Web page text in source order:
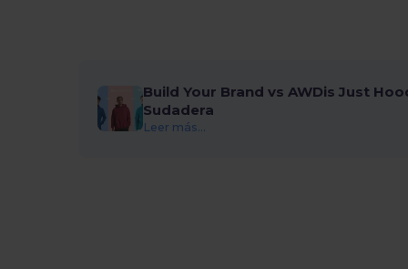
Build Your Brand vs AWDis Just
Sudadera
Leer más...